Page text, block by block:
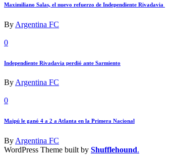
Maximiliano Salas, el nuevo refuerzo de Independiente Rivadavia
By Argentina FC
0
Independiente Rivadavia perdió ante Sarmiento
ByArgentina FC
0
Maipú le ganó 4 a 2 a Atlanta en la Primera Nacional
ByArgentina FC
WordPress Theme built by Shufflehound.